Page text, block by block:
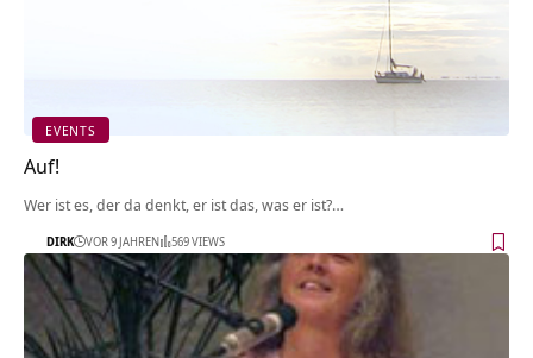
EVENTS
Auf!
Wer ist es, der da denkt, er ist das, was er ist?…
DIRK VOR 9 JAHREN 569 VIEWS